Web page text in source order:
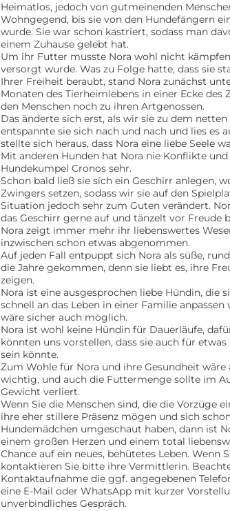
Heimatlos, jedoch von gutmeinenden
Wohngegend, bis sie von den Hundefängern
wurde. Sie war schon kastriert, sodass man
einem Zuhause gelebt hat.
Um ihr Futter musste Nora wohl nicht
versorgt wurde. Was zu Folge hatte, dass sie
Ihrer Freiheit beraubt, stand Nora zunächst
Monaten des Tierheimlebens in einer Ecke
den Menschen noch zu ihren Artgenossen.
Das änderte sich erst, als wir sie zu dem
entspannte sie sich nach und nach und lies es
stellte sich heraus, dass Nora eine liebe Seele
Mit anderen Hunden hat Nora nie Konflikte
Hundekumpel Cronos sehr.
Schon bald ließ sie sich ein Geschirr anlegen,
Zwingers setzen, sodass wir sie auf den
Situation jedoch sehr zum Guten verändert.
das Geschirr gerne auf und tänzelt vor Freude
Nora zeigt immer mehr ihr liebenswertes
inzwischen schon etwas abgenommen.
Auf jeden Fall entpuppt sich Nora als süße,
die Jahre gekommen, denn sie liebt es, ihre
zeigen.
Nora ist eine ausgesprochen liebe Hündin, die
schnell an das Leben in einer Familie
wäre sicher auch möglich.
Nora ist wohl keine Hündin für Dauerläufe,
könnten uns vorstellen, dass sie auch für
sein könnte.
Zum Wohle für Nora und ihre Gesundheit
wichtig, und auch die Futtermenge sollte im
Gewicht verliert.
Wenn Sie die Menschen sind, die die Vorzüge
ihre eher stillere Präsenz mögen und sich
Hundemädchen umgeschaut haben, dann ist
einem großen Herzen und einem total
Chance auf ein neues, behütetes Leben. Wenn
kontaktieren Sie bitte ihre Vermittlerin.
Kontaktaufnahme die ggf. angegebenen
eine E-Mail oder WhatsApp mit kurzer
unverbindliches Gespräch.